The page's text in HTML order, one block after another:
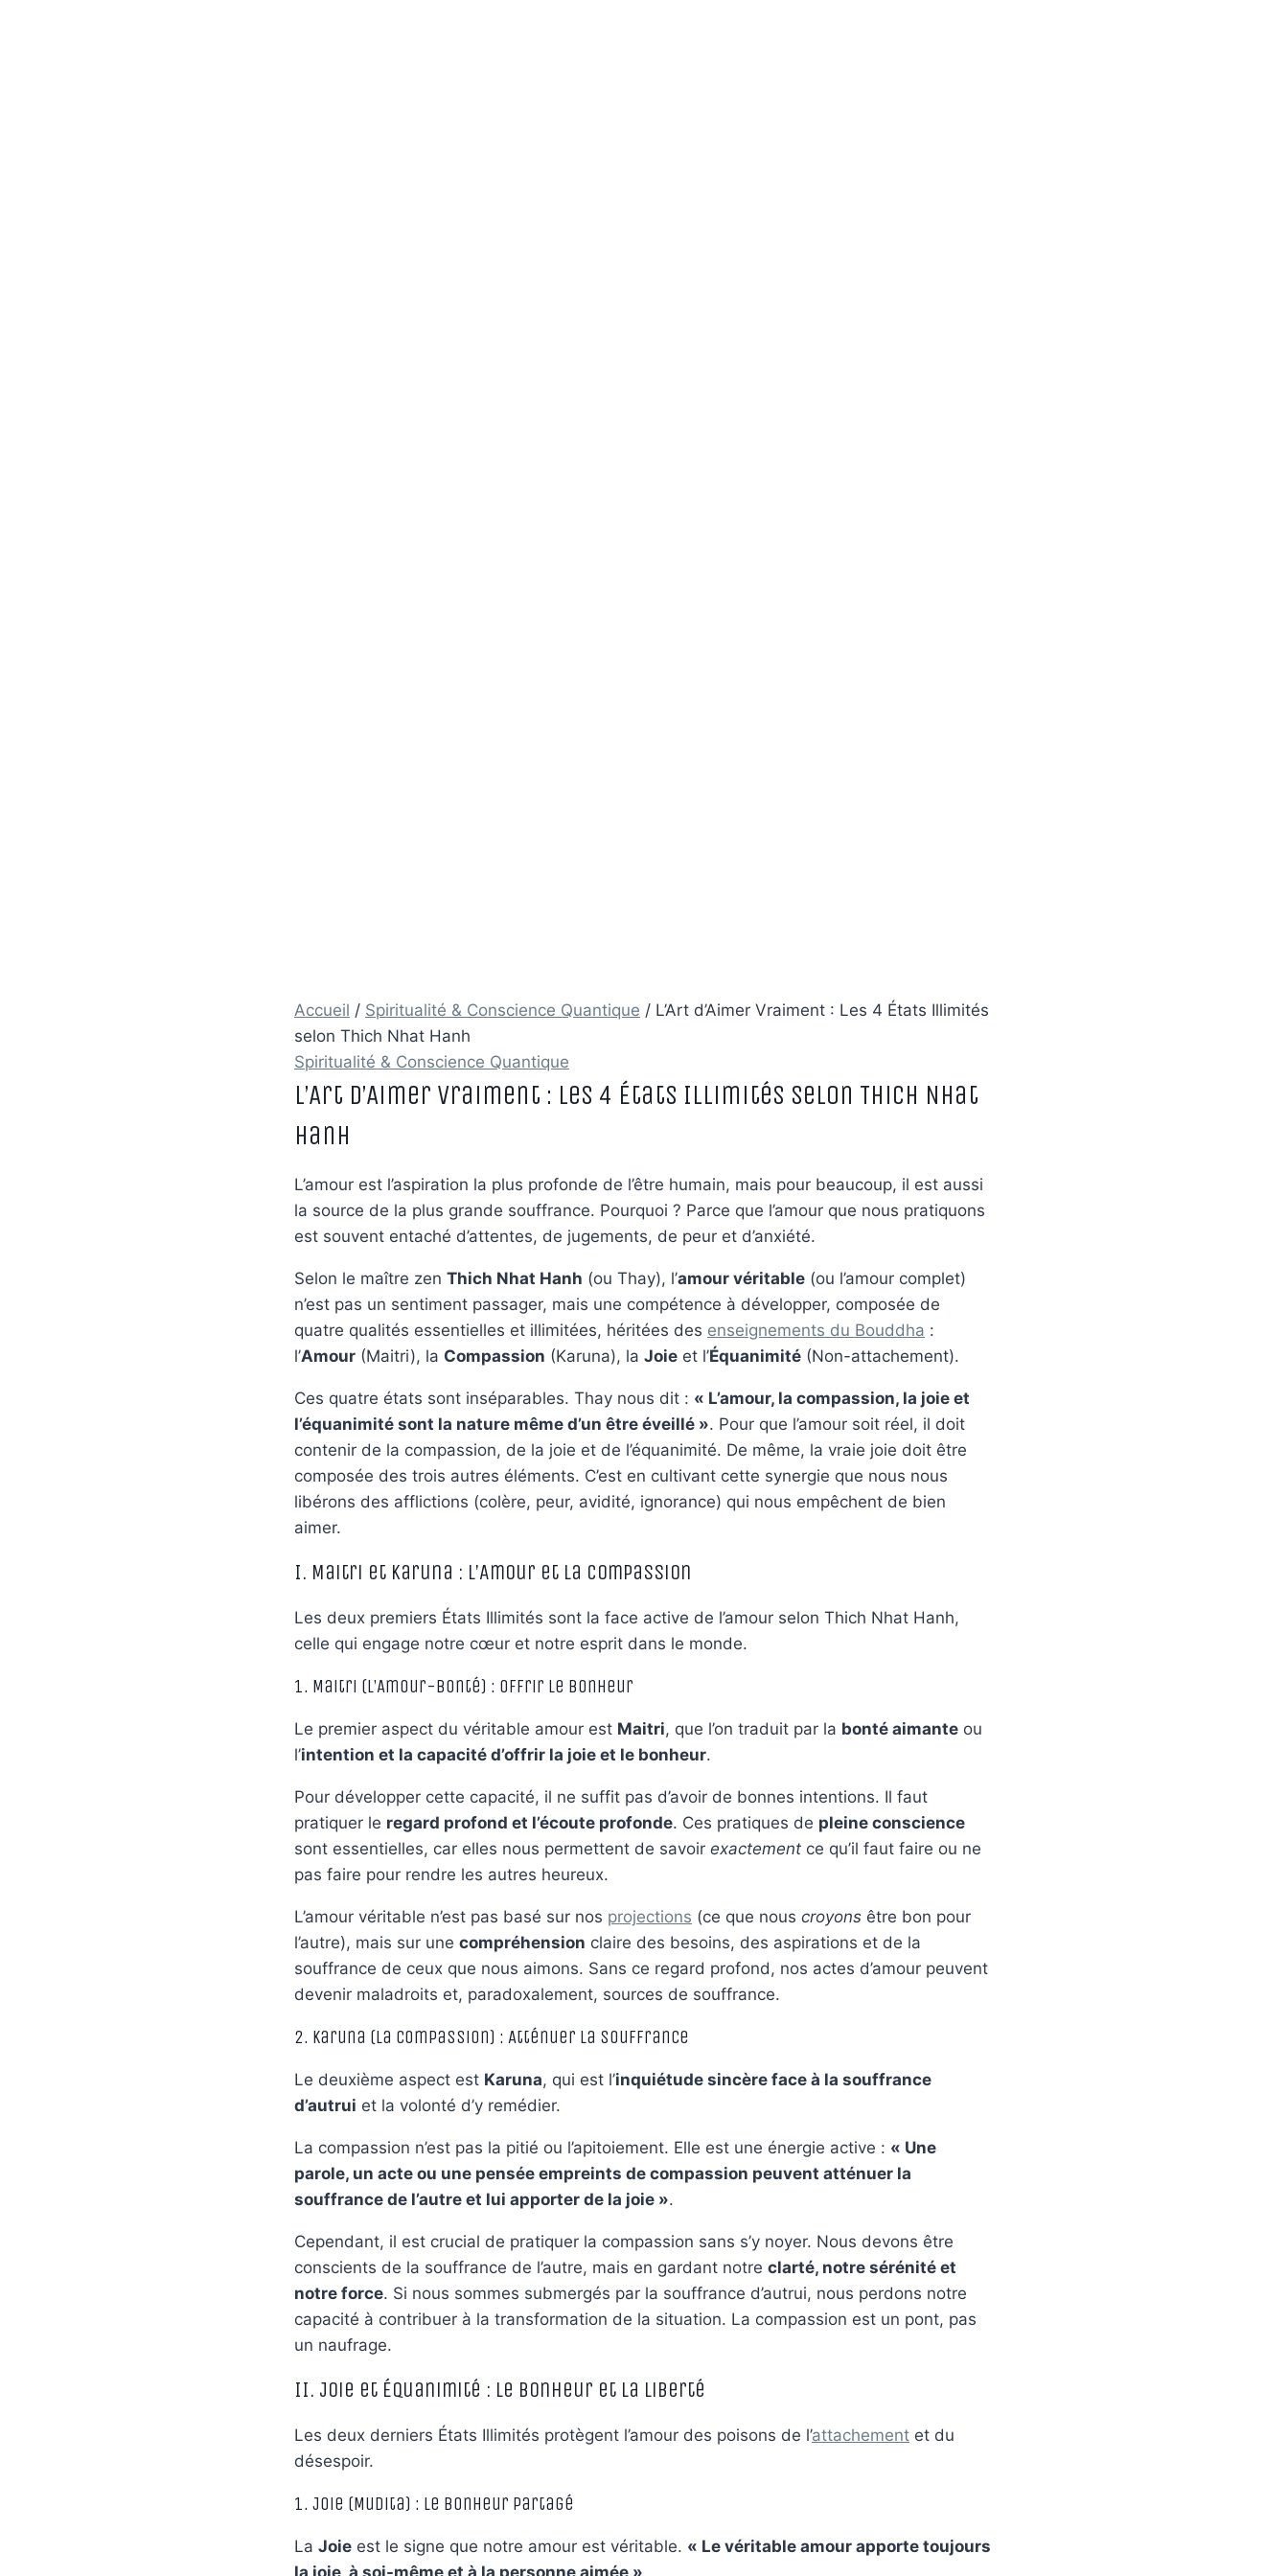
Accueil / Spiritualité & Conscience Quantique / L’Art d’Aimer Vraiment : Les 4 États Illimités
selon Thich Nhat Hanh
Spiritualité & Conscience Quantique
L’Art d’Aimer Vraiment : Les 4 États Illimités selon Thich Nhat
Hanh
L’amour est l’aspiration la plus profonde de l’être humain, mais pour beaucoup, il est aussi
la source de la plus grande souffrance. Pourquoi ? Parce que l’amour que nous pratiquons
est souvent entaché d’attentes, de jugements, de peur et d’anxiété.
Selon le maître zen Thich Nhat Hanh (ou Thay), l’amour véritable (ou l’amour complet)
n’est pas un sentiment passager, mais une compétence à développer, composée de
quatre qualités essentielles et illimitées, héritées des enseignements du Bouddha :
l’Amour (Maitri), la Compassion (Karuna), la Joie et l’Équanimité (Non-attachement).
Ces quatre états sont inséparables. Thay nous dit : « L’amour, la compassion, la joie et
l’équanimité sont la nature même d’un être éveillé ». Pour que l’amour soit réel, il doit
contenir de la compassion, de la joie et de l’équanimité. De même, la vraie joie doit être
composée des trois autres éléments. C’est en cultivant cette synergie que nous nous
libérons des afflictions (colère, peur, avidité, ignorance) qui nous empêchent de bien
aimer.
I. Maitri et Karuna : L’Amour et la Compassion
Les deux premiers États Illimités sont la face active de l’amour selon Thich Nhat Hanh,
celle qui engage notre cœur et notre esprit dans le monde.
1. Maitri (L’Amour-Bonté) : Offrir le Bonheur
Le premier aspect du véritable amour est Maitri, que l’on traduit par la bonté aimante ou
l’intention et la capacité d’offrir la joie et le bonheur.
Pour développer cette capacité, il ne suffit pas d’avoir de bonnes intentions. Il faut
pratiquer le regard profond et l’écoute profonde. Ces pratiques de pleine conscience
sont essentielles, car elles nous permettent de savoir exactement ce qu’il faut faire ou ne
pas faire pour rendre les autres heureux.
L’amour véritable n’est pas basé sur nos projections (ce que nous croyons être bon pour
l’autre), mais sur une compréhension claire des besoins, des aspirations et de la
souffrance de ceux que nous aimons. Sans ce regard profond, nos actes d’amour peuvent
devenir maladroits et, paradoxalement, sources de souffrance.
2. Karuna (La Compassion) : Atténuer la Souffrance
Le deuxième aspect est Karuna, qui est l’inquiétude sincère face à la souffrance
d’autrui et la volonté d’y remédier.
La compassion n’est pas la pitié ou l’apitoiement. Elle est une énergie active : « Une
parole, un acte ou une pensée empreints de compassion peuvent atténuer la
souffrance de l’autre et lui apporter de la joie ».
Cependant, il est crucial de pratiquer la compassion sans s’y noyer. Nous devons être
conscients de la souffrance de l’autre, mais en gardant notre clarté, notre sérénité et
notre force. Si nous sommes submergés par la souffrance d’autrui, nous perdons notre
capacité à contribuer à la transformation de la situation. La compassion est un pont, pas
un naufrage.
II. Joie et Équanimité : Le Bonheur et la Liberté
Les deux derniers États Illimités protègent l’amour des poisons de l’attachement et du
désespoir.
1. Joie (Mudita) : Le Bonheur Partagé
La Joie est le signe que notre amour est véritable. « Le véritable amour apporte toujours